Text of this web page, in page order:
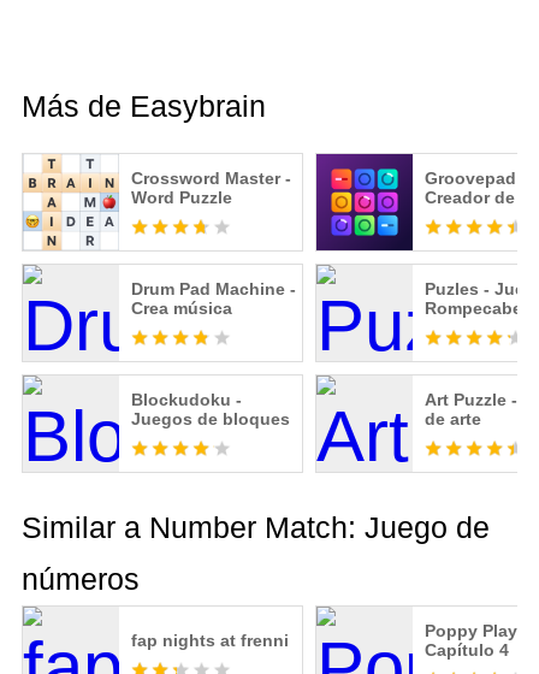
Más de Easybrain
Crossword Master -
Word Puzzle
Groovepad -
Creador de
Drum Pad Machine -
Crea música
Puzles -
Blockudoku -
Juegos de bloques
Art Puzzle -
de arte
Similar a Number Match: Juego de
números
fap nights at frenni
Poppy
Capítulo 4